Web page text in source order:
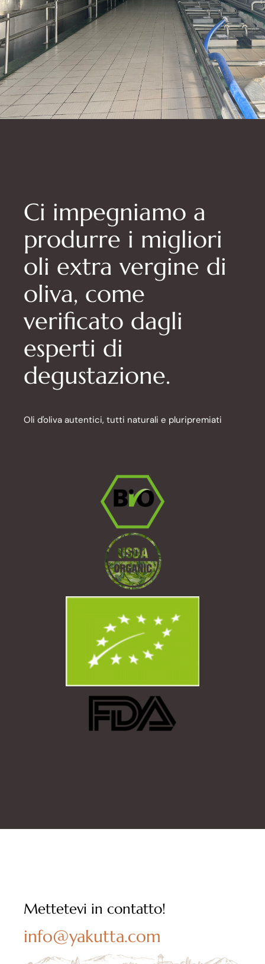
Ci impegniamo a
produrre i migliori
oli extra vergine di
oliva, come
verificato dagli
esperti di
degustazione.
Oli d'oliva autentici, tutti naturali e pluripremiati
Mettetevi in contatto!
info@yakutta.com